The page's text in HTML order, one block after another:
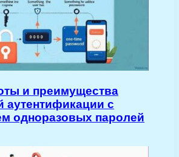
и преимущества
аутентификации с
одноразовых паролей